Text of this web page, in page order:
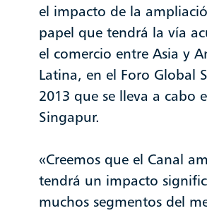
el impacto de la
papel que tendrá la vía
el comercio entre Asia y
Latina, en el Foro Global
2013 que se lleva a cabo
Singapur.
«Creemos que el Canal
tendrá un impacto
muchos segmentos del